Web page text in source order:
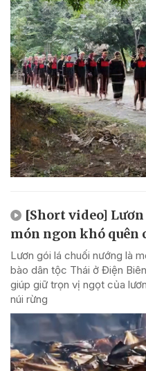
[Short video]
món ngon khó quên
Lươn gói lá chuối nướng là
bào dân tộc Thái ở Điện
giúp giữ trọn vị ngọt của
núi rừng